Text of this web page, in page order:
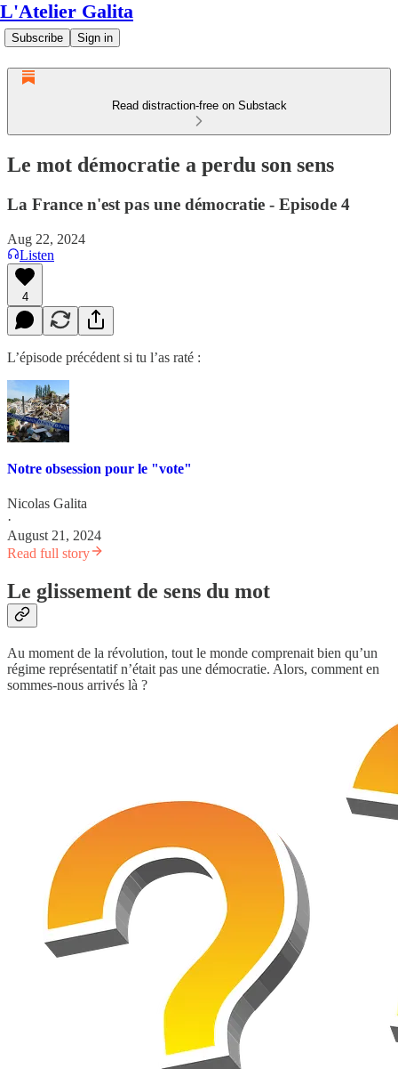
L'Atelier Galita
Subscribe Sign in
Read distraction-free on Substack
Le mot démocratie a perdu son sens
La France n'est pas une démocratie - Episode 4
Aug 22, 2024
Listen
4
L’épisode précédent si tu l’as raté :
Notre obsession pour le "vote"
Nicolas Galita
·
August 21, 2024
Read full story
Le glissement de sens du mot
Au moment de la révolution, tout le monde comprenait bien qu’un
régime représentatif n’était pas une démocratie. Alors, comment en
sommes-nous arrivés là ?